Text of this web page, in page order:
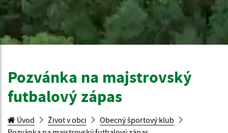
Pozvánka na majstrovský
futbalový zápas
Úvod Život v obci
Obecný športový klub